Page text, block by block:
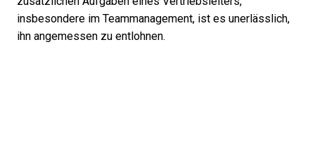
insbesondere im Teammanagement, ist es unerlässlich,
ihn angemessen zu entlohnen.